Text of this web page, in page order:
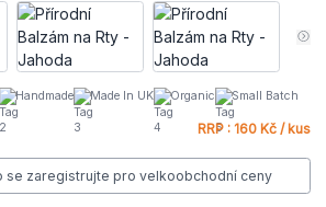
Handmade Made In UK Organic Small Batch
RRP : 160 Kč / kus
se zaregistrujte pro velkoobchodní ceny